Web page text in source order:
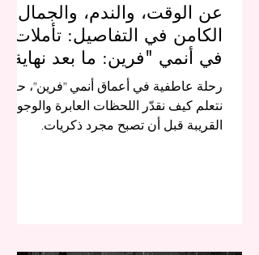
عن الوقت، والندم، والجمال
الكامن في التفاصيل: تأملات
في أنمي "فرين: ما بعد نهاية
الرحلة"
رحلة عاطفية في أعماق أنمي "فرين"، حيث
نتعلم كيف نقدّر اللحظات العابرة والوجوه
القريبة قبل أن تصبح مجرد ذكريات.